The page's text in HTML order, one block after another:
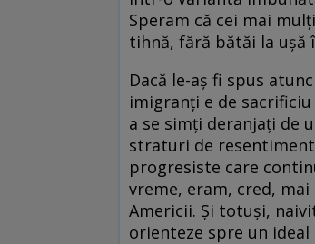
Speram că cei mai
tihnă, fără bătăi la ușă
Dacă le-aș fi spus
imigranți e de
a se simți deranjați de
straturi de
progresiste care
vreme, eram, cred,
Americii. Și totuși,
orienteze spre un